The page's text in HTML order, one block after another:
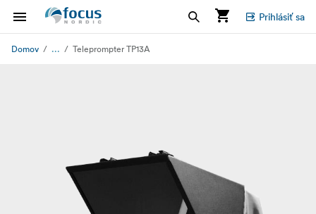
Prihlásiť sa
Domov ... Teleprompter TP13A